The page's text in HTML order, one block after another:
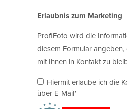
Erlaubnis zum Marketing
ProfiFoto wird die
diesem Formular
mit Ihnen in Kontakt zu
Hiermit erlaube ich die
über E-Mail*